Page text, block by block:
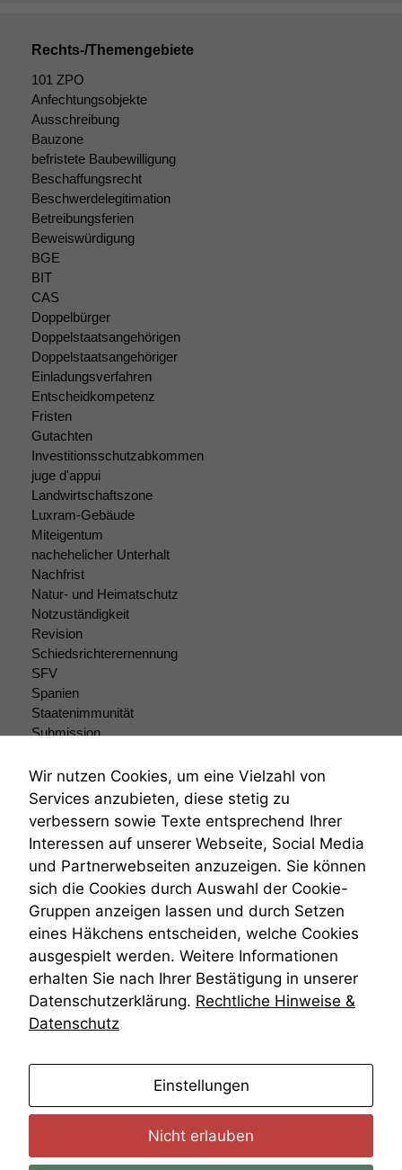
Rechts-/Themengebiete
101 ZPO
Anfechtungsobjekte
Ausschreibung
Bauzone
befristete Baubewilligung
Beschaffungsrecht
Beschwerdelegitimation
Betreibungsferien
Beweiswürdigung
BGE
BIT
CAS
Doppelbürger
Doppelstaatsangehörigen
Doppelstaatsangehöriger
Einladungsverfahren
Entscheidkompetenz
Fristen
Gutachten
Investitionsschutzabkommen
juge d'appui
Landwirtschaftszone
Luxram-Gebäude
Miteigentum
nachehelicher Unterhalt
Nachfrist
Natur- und Heimatschutz
Notzuständigkeit
Revision
Schiedsrichterernennung
SFV
Spanien
Staatenimmunität
Submission
Teilungsklage
Venezuela
VRK
Wiederherstellungsanordnung
Zivilprozessordnung
ZPO
Zustellfiktion
Zuständigkeit
Öffentliches Personalrecht
Öffentlichkeitsprinzip
Wir nutzen Cookies, um eine Vielzahl von
Services anzubieten, diese stetig zu
verbessern sowie Texte entsprechend Ihrer
Interessen auf unserer Webseite, Social Media
und Partnerwebseiten anzuzeigen. Sie können
sich die Cookies durch Auswahl der Cookie-
Gruppen anzeigen lassen und durch Setzen
eines Häkchens entscheiden, welche Cookies
ausgespielt werden. Weitere Informationen
erhalten Sie nach Ihrer Bestätigung in unserer
Datenschutzerklärung. Rechtliche Hinweise &
Datenschutz
Einstellungen
Nicht erlauben